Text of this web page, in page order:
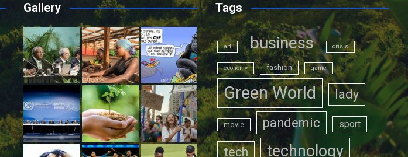
Gallery Tags
art business crisis
economy fashion game
Green World lady
movie pandemic sport
tech technology